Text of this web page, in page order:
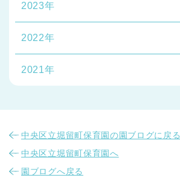
2023年
2022年
2021年
中央区立堀留町保育園の園ブログに戻る
中央区立堀留町保育園へ
園ブログへ戻る